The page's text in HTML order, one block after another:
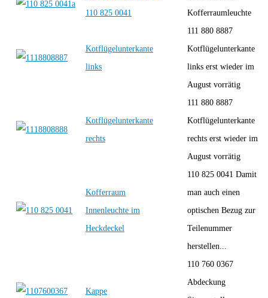
110 825 0041
Kofferraumleuchte
Kotflügelunterkante
links
111 880 8887
Kotflügelunterkante
links erst wieder im
August vorrätig
Kotflügelunterkante
rechts
111 880 8887
Kotflügelunterkante
rechts erst wieder im
August vorrätig
Kofferraum
Innenleuchte im
Heckdeckel
110 825 0041 Damit
man auch einen
optischen Bezug zur
Teilenummer
herstellen...
Kappe
110 760 0367
Abdeckung